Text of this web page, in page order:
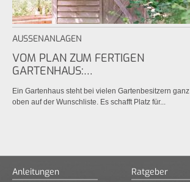
AUSSENANLAGEN
VOM PLAN ZUM FERTIGEN
GARTENHAUS:…
Ein Gartenhaus steht bei vielen Gartenbesitzern ganz
oben auf der Wunschliste. Es schafft Platz für...
Anleitungen Ratgeber